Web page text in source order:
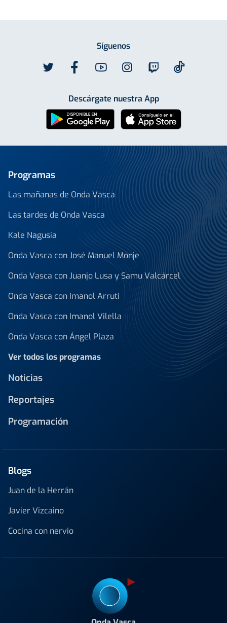
Síguenos
Descárgate nuestra App
Programas
Las mañanas de Onda Vasca
Las tardes de Onda Vasca
Kale Nagusia
Onda Vasca con José Manuel Monje
Onda Vasca con Juanjo Lusa y Samu Valcárcel
Onda Vasca con Imanol Arruti
Onda Vasca con Imanol Vilella
Onda Vasca con Ángel Plaza
Ver todos los programas
Noticias
Reportajes
Programación
Blogs
Juan de la Herrán
Javier Vizcaino
Cocina con nervio